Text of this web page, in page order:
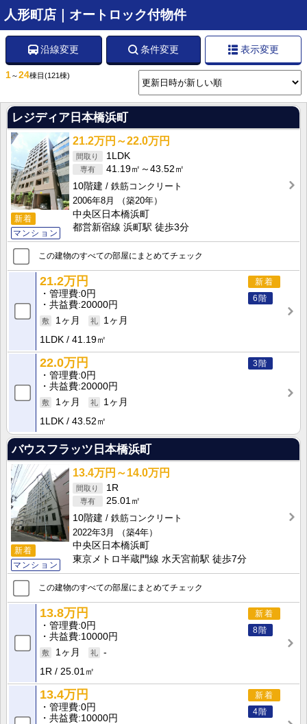
人形町店｜オートロック付物件
沿線変更 条件変更 表示変更
1～24棟目 (121棟)
レジディア日本橋浜町
新着
マンション
21.2万円～22.0万円
1LDK
41.19㎡～43.52㎡
10階建
鉄筋コンクリート
2006年8月
（築20年）
中央区日本橋浜町
都営新宿線 浜町駅 徒歩3分
この建物のすべての部屋にまとめてチェック
新着
6階
21.2万円
管理費 0円
共益費 20000円
1ヶ月
1ヶ月
1LDK
41.19㎡
3階
22.0万円
管理費 0円
共益費 20000円
1ヶ月
1ヶ月
1LDK
43.52㎡
バウスフラッツ日本橋浜町
新着
マンション
13.4万円～14.0万円
1R
25.01㎡
10階建
鉄筋コンクリート
2022年3月
（築4年）
中央区日本橋浜町
東京メトロ半蔵門線 水天宮前駅 徒歩7分
この建物のすべての部屋にまとめてチェック
新着
8階
13.8万円
管理費 0円
共益費 10000円
1ヶ月
-
1R
25.01㎡
新着
4階
13.4万円
管理費 0円
共益費 10000円